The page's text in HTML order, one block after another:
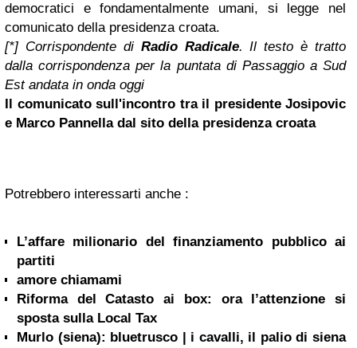
democratici e fondamentalmente umani, si legge nel
comunicato della presidenza croata.
[*] Corrispondente di Radio Radicale. Il testo è tratto
dalla corrispondenza per la puntata di Passaggio a Sud
Est andata in onda oggi
Il comunicato sull'incontro tra il presidente Josipovic
e Marco Pannella dal sito della presidenza croata
Potrebbero interessarti anche :
L’affare milionario del finanziamento pubblico ai
partiti
amore chiamami
Riforma del Catasto ai box: ora l’attenzione si
sposta sulla Local Tax
Murlo (siena): bluetrusco | i cavalli, il palio di siena